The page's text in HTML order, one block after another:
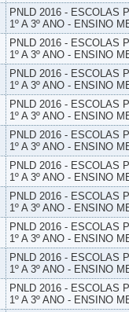
PNLD 2016 - ESCOLAS
1º A 3º ANO - ENSINO
PNLD 2016 - ESCOLAS
1º A 3º ANO - ENSINO
PNLD 2016 - ESCOLAS
1º A 3º ANO - ENSINO
PNLD 2016 - ESCOLAS
1º A 3º ANO - ENSINO
PNLD 2016 - ESCOLAS
1º A 3º ANO - ENSINO
PNLD 2016 - ESCOLAS
1º A 3º ANO - ENSINO
PNLD 2016 - ESCOLAS
1º A 3º ANO - ENSINO
PNLD 2016 - ESCOLAS
1º A 3º ANO - ENSINO
PNLD 2016 - ESCOLAS
1º A 3º ANO - ENSINO
PNLD 2016 - ESCOLAS
1º A 3º ANO - ENSINO